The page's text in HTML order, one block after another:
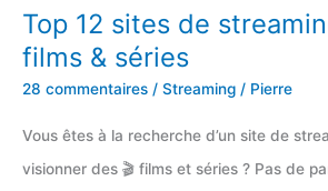
Top 12 sites de
films & séries
28 commentaires / Streaming / Pierre
Vous êtes à la recherche d’un site de
visionner des 🎬 films et séries ? Pas de